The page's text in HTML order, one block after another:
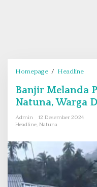
Homepage / Headline
n
j
e
l
a
Banjir Melanda
Natuna, Warga
Admin
12 Desember 2024
Headline, Natuna